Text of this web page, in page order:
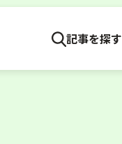
記事を探す